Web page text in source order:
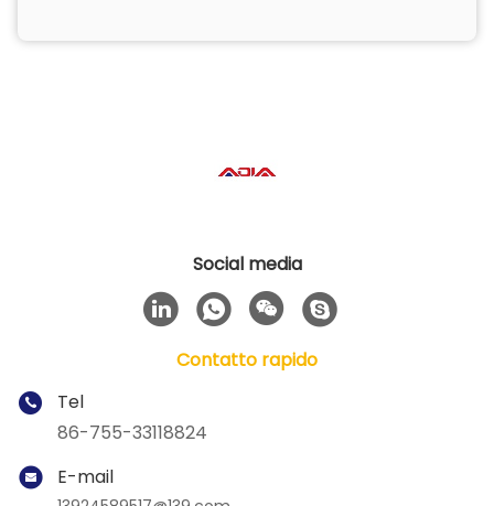
Social media
Contatto rapido
Tel
86-755-33118824
E-mail